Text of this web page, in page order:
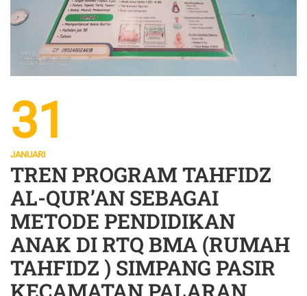
31
JANUARI
TREN PROGRAM TAHFIDZ
AL-QUR’AN SEBAGAI
METODE PENDIDIKAN
ANAK DI RTQ BMA (RUMAH
TAHFIDZ ) SIMPANG PASIR